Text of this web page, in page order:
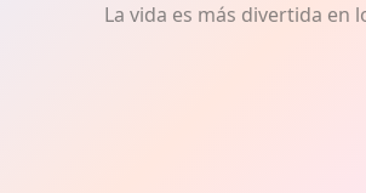
La vida es más divertida en